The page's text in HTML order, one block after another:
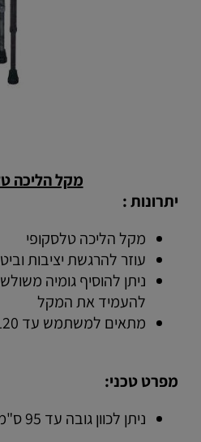
מקל הליכה
יתרונות :
מקל הליכה טלסקופי
עוזר להרגשת יציבות
ניתן להוסיף גומיה
להעמיד את המקל
מתאים למשתמש עד 120 ק"ג
מפרט טכני:
ניתן לכוון גובה עד 95 ס"מ